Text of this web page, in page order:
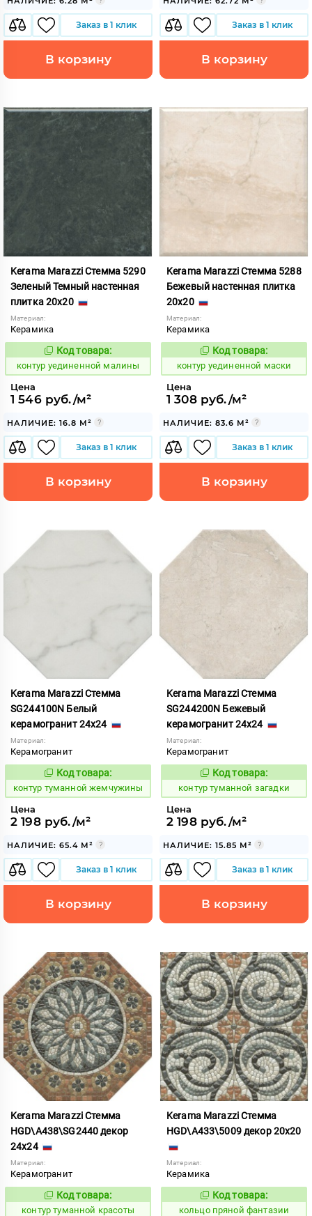
Заказ в 1 клик
В корзину
Заказ в 1 клик
В корзину
Kerama Marazzi Стемма 5290
Зеленый Темный настенная
плитка 20x20
Материал:
Керамика
763546
Код товара:
контур уединенной малины
Цена
1 546 руб./м²
НАЛИЧИЕ: 16.8 М²
Заказ в 1 клик
В корзину
Kerama Marazzi Стемма 5288
Бежевый настенная плитка
20x20
Материал:
Керамика
763547
Код товара:
контур уединенной маски
Цена
1 308 руб./м²
НАЛИЧИЕ: 83.6 М²
Заказ в 1 клик
В корзину
Kerama Marazzi Стемма
SG244100N Белый
керамогранит 24x24
Материал:
Керамогранит
763151
Код товара:
контур туманной жемчужины
Цена
2 198 руб./м²
НАЛИЧИЕ: 65.4 М²
Заказ в 1 клик
В корзину
Kerama Marazzi Стемма
SG244200N Бежевый
керамогранит 24x24
Материал:
Керамогранит
763152
Код товара:
контур туманной загадки
Цена
2 198 руб./м²
НАЛИЧИЕ: 15.85 М²
Заказ в 1 клик
В корзину
Kerama Marazzi Стемма
HGD\A438\SG2440 декор
24x24
Материал:
Керамогранит
763165
Код товара:
контур туманной красоты
Kerama Marazzi Стемма
HGD\A433\5009 декор 20x20
Материал:
Керамика
743737
Код товара:
кольцо пряной фантазии